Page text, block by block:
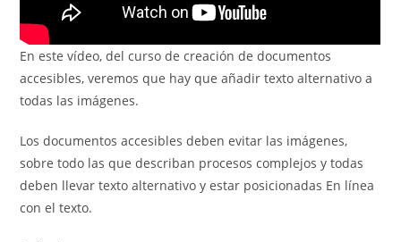
En este vídeo, del curso de creación de documentos
accesibles, veremos que hay que añadir texto alternativo a
todas las imágenes.
Los documentos accesibles deben evitar las imágenes,
sobre todo las que describan procesos complejos y todas
deben llevar texto alternativo y estar posicionadas En línea
con el texto.